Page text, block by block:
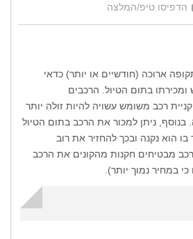
הדפיסו טיפ/המלצה
ארוכה (חודשיים או יותר) כדאי
בתום הטיול. הרכבים
רכב משומש עשויה להיות זולה יותר
בנוסף, ניתן למכור את הרכב בתום הטיול
הוא נקנה ובכך להחזיר את רוב
מבטיחים חקנות מהקונים את הרכב
במחיר נמוך יותר).